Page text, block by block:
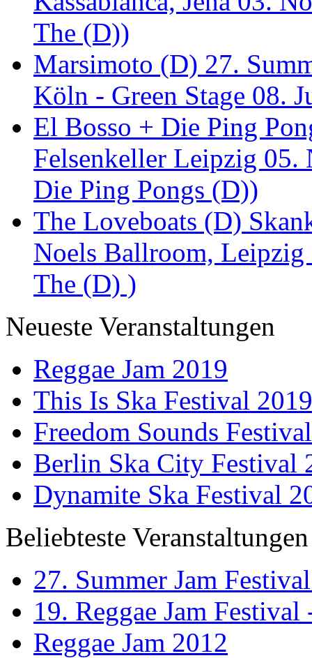
The (D))
Marsimoto (D) 27.
Köln - Green Stage 08.
El Bosso + Die Ping
Felsenkeller Leipzig
Die Ping Pongs (D))
The Loveboats (D)
Noels Ballroom, Leipzig
The (D) )
Neueste Veranstaltungen
Reggae Jam 2019
This Is Ska Festival 2019
Freedom Sounds
Berlin Ska City Festival
Dynamite Ska Festival
Beliebteste Veranstaltungen
27. Summer Jam
19. Reggae Jam
Reggae Jam 2012